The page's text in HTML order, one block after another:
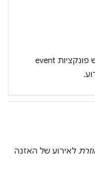
הערך הוא True אם יש פונקציות event
לאירוע של האזנה